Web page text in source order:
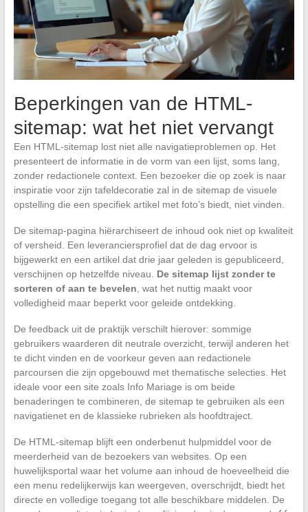
Beperkingen van de HTML-
sitemap: wat het niet vervangt
Een HTML-sitemap lost niet alle navigatieproblemen op. Het
presenteert de informatie in de vorm van een lijst, soms lang,
zonder redactionele context. Een bezoeker die op zoek is naar
inspiratie voor zijn tafeldecoratie zal in de sitemap de visuele
opstelling die een specifiek artikel met foto’s biedt, niet vinden.
De sitemap-pagina hiërarchiseert de inhoud ook niet op kwaliteit
of versheid. Een leveranciersprofiel dat de dag ervoor is
bijgewerkt en een artikel dat drie jaar geleden is gepubliceerd,
verschijnen op hetzelfde niveau. De sitemap lijst zonder te
sorteren of aan te bevelen , wat het nuttig maakt voor
volledigheid maar beperkt voor geleide ontdekking.
De feedback uit de praktijk verschilt hierover: sommige
gebruikers waarderen dit neutrale overzicht, terwijl anderen het
te dicht vinden en de voorkeur geven aan redactionele
parcoursen die zijn opgebouwd met thematische selecties. Het
ideale voor een site zoals Info Mariage is om beide
benaderingen te combineren, de sitemap te gebruiken als een
navigatienet en de klassieke rubrieken als hoofdtraject.
De HTML-sitemap blijft een onderbenut hulpmiddel voor de
meerderheid van de bezoekers van websites. Op een
huwelijksportal waar het volume aan inhoud de hoeveelheid die
een menu redelijkerwijs kan weergeven, overschrijdt, biedt het
directe en volledige toegang tot alle beschikbare middelen. De